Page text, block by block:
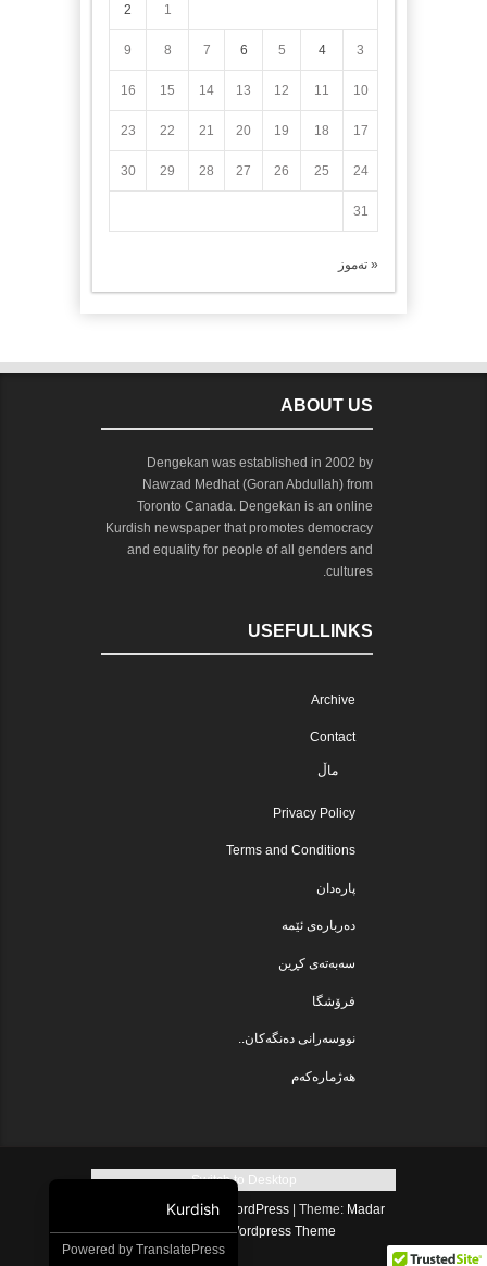
1
2
3
4
5
6
7
8
9
10
11
12
13
14
15
16
17
18
19
20
21
22
23
24
25
26
27
28
29
30
31
« تەموز
ABOUT US
Dengekan was established in 2002 by
Nawzad Medhat (Goran Abdullah) from
Toronto Canada. Dengekan is an online
Kurdish newspaper that promotes democracy
and equality for people of all genders and
cultures.
USEFULLINKS
Archive
Contact
ماڵ
Privacy Policy
Terms and Conditions
پارەدان
دەربارەی ئێمە
سەبەتەی کڕین
فرۆشگا
نووسەرانی دەنگەکان..
هەژمارەکەم
Switch to Desktop
Proudly powered by WordPress
Theme: Madar
LitebyFree Wordpress Theme
.
Powered by TranslatePress
Kurdish